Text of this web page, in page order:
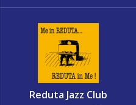
Reduta Jazz Club